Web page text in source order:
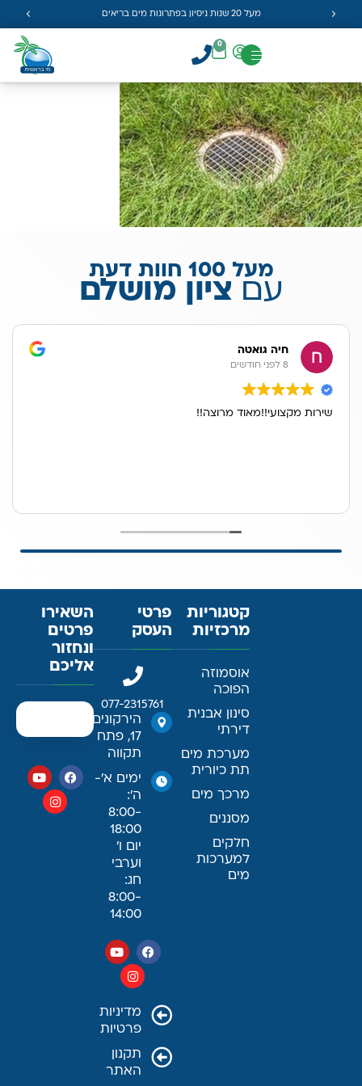
מעל 20 שנות ניסיון בפתרונות מים בריאים
0
מעל 100 חוות דעת
עםציון מושלם
חיה גואטה
8 לפני חודשים
שירות מקצועי!!מאוד מרוצה!!
קטגוריות
מרכזיות
אוסמוזה
הפוכה
סינון אבנית
דירתי
מערכת מים
תת כיורית
מרכך מים
מסננים
חלקים
למערכות
מים
פרטי
העסק
077-2315761
הירקונים
17, פתח
תקווה
ימים א׳-
ה׳:
8:00-
18:00
יום ו׳
וערבי
חג:
8:00-
14:00
מדיניות
פרטיות
תקנון
האתר
השאירו
פרטים
ונחזור
אליכם